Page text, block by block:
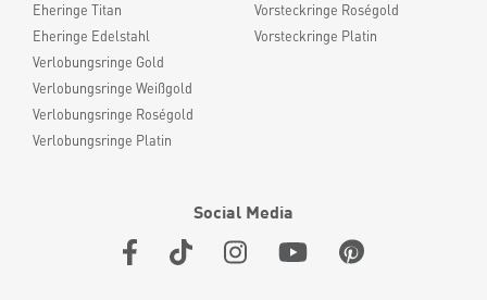
Eheringe Titan
Eheringe Edelstahl
Verlobungsringe Gold
Verlobungsringe Weißgold
Verlobungsringe Roségold
Verlobungsringe Platin
Vorsteckringe Roségold
Vorsteckringe Platin
Social Media